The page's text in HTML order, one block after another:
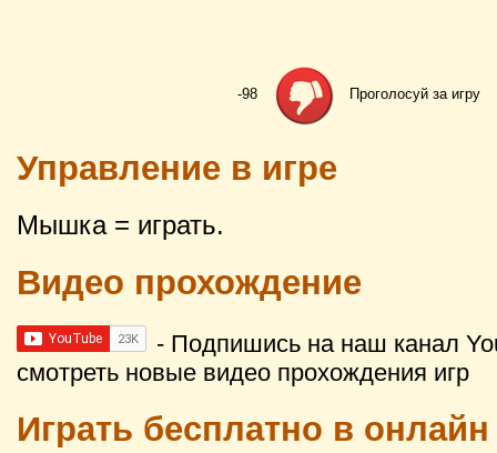
-98 Проголосуй за игру
Управление в игре
Мышка = играть.
Видео прохождение
- Подпишись на наш канал
смотреть новые видео прохождения игр
Играть бесплатно в